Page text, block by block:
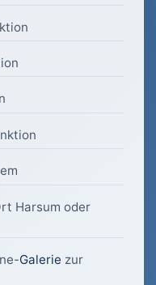
Harsum oder
Galerie zur